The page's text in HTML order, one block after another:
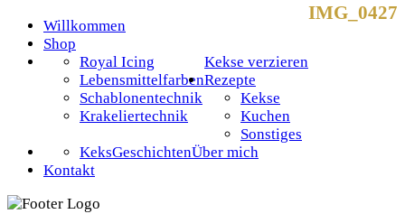
Willkommen
Shop
Kekse verzieren
Royal Icing
Lebensmittelfarben
Schablonentechnik
Krakeliertechnik
Rezepte
Kekse
Kuchen
Sonstiges
Über mich
KeksGeschichten
Kontakt
IMG_0427